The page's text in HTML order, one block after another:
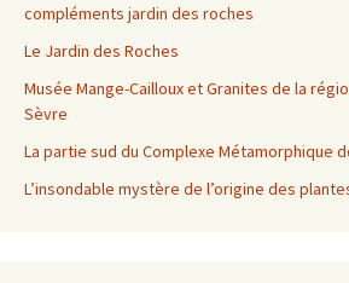
compléments jardin des roches
Le Jardin des Roches
Musée Mange-Cailloux et Granites de la
Sèvre
La partie sud du Complexe Métamorphique
L’insondable mystère de l’origine des